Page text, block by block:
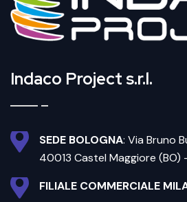
Indaco Project s.r.l.
SEDE BOLOGNA: Via Bruno
40013 Castel Maggiore (BO)
FILIALE COMMERCIALE